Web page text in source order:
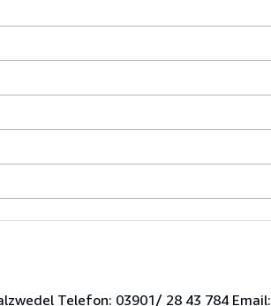
Telefon: 03901/ 28 43 784 Email: